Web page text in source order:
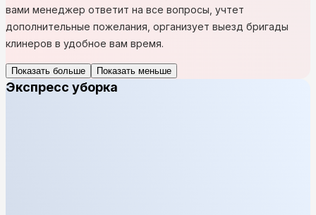
вами менеджер ответит на все вопросы, учтет
дополнительные пожелания, организует выезд бригады
клинеров в удобное вам время.
Показать больше Показать меньше
Экспресс уборка